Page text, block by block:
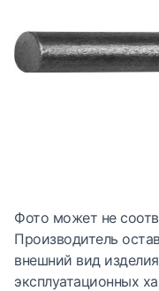
Фото может не
Производитель
внешний вид
эксплуатационных